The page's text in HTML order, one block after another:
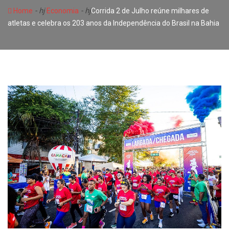
Home - hjEconomia - hjCorrida 2 de Julho reúne milhares de
atletas e celebra os 203 anos da Independência do Brasil na Bahia